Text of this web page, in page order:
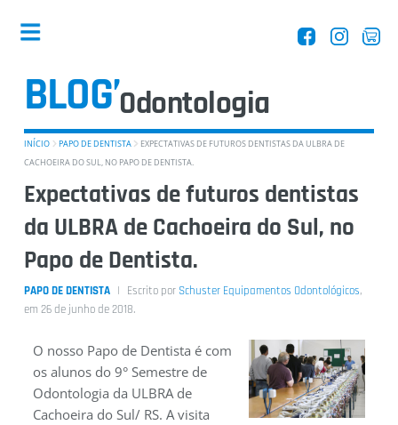
BLOG’Dentistas
Equipamentos
Entrevistas
INÍCIO PAPO DE DENTISTA
EXPECTATIVAS DE FUTUROS DENTISTAS DA ULBRA DE
CACHOEIRA DO SUL, NO PAPO DE DENTISTA.
Expectativas de futuros dentistas
da ULBRA de Cachoeira do Sul, no
Papo de Dentista.
PAPO DE DENTISTA Escrito por Schuster Equipamentos Odontológicos,
em 26 de junhode 2018.
O nosso Papo de Dentista é com
os alunos do 9° Semestre de
Odontologia da ULBRA de
Cachoeira do Sul/ RS. A visita